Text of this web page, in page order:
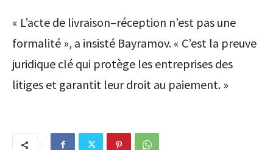
« L’acte de livraison–réception n’est pas une
formalité », a insisté Bayramov. « C’est la preuve
juridique clé qui protège les entreprises des
litiges et garantit leur droit au paiement. »